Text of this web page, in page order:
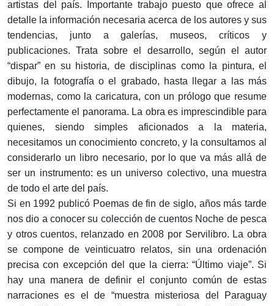
artistas del país. Importante trabajo puesto que ofrece al
detalle la información necesaria acerca de los autores y sus
tendencias, junto a galerías, museos, críticos y
publicaciones. Trata sobre el desarrollo, según el autor
“dispar” en su historia, de disciplinas como la pintura, el
dibujo, la fotografía o el grabado, hasta llegar a las más
modernas, como la caricatura, con un prólogo que resume
perfectamente el panorama. La obra es imprescindible para
quienes, siendo simples aficionados a la materia,
necesitamos un conocimiento concreto, y la consultamos al
considerarlo un libro necesario, por lo que va más allá de
ser un instrumento: es un universo colectivo, una muestra
de todo el arte del país.
Si en 1992 publicó Poemas de fin de siglo, años más tarde
nos dio a conocer su colección de cuentos Noche de pesca
y otros cuentos, relanzado en 2008 por Servilibro. La obra
se compone de veinticuatro relatos, sin una ordenación
precisa con excepción del que la cierra: “Último viaje”. Si
hay una manera de definir el conjunto común de estas
narraciones es el de “muestra misteriosa del Paraguay